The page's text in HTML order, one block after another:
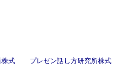
株式
プレゼン話し方研究所株式